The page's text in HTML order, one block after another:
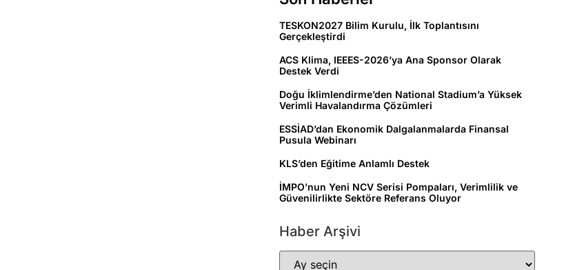
TESKON2027 Bilim Kurulu, İlk Toplantısını
Gerçekleştirdi
ACS Klima, IEEES-2026’ya Ana Sponsor Olarak
Destek Verdi
Doğu İklimlendirme’den National Stadium’a Yüksek
Verimli Havalandırma Çözümleri
ESSİAD’dan Ekonomik Dalgalanmalarda Finansal
Pusula Webinarı
KLS’den Eğitime Anlamlı Destek
İMPO’nun Yeni NCV Serisi Pompaları, Verimlilik ve
Güvenilirlikte Sektöre Referans Oluyor
Haber Arşivi